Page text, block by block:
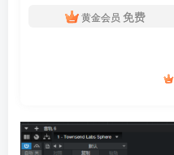
黄金会员 免费